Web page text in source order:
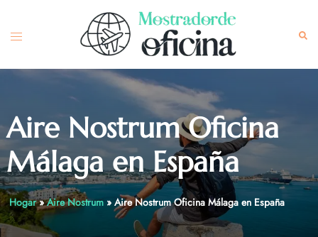
content
Toggle
Aire Nostrum Oficina
Málaga en España
Hogar»Aire Nostrum» Aire Nostrum Oficina Málaga en España